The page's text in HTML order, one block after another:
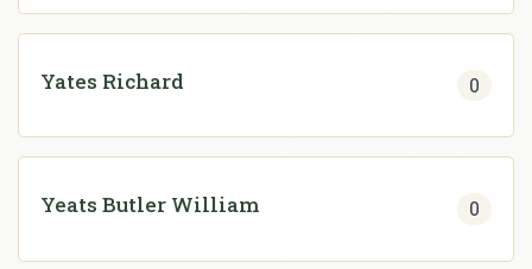
Yates Richard 0
Yeats Butler William 0